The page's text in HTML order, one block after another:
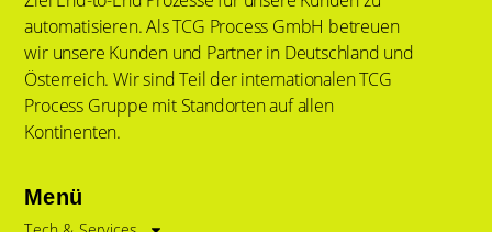
automatisieren. Als TCG Process GmbH betreuen
wir unsere Kunden und Partner in Deutschland und
Österreich. Wir sind Teil der internationalen TCG
Process Gruppe mit Standorten auf allen
Kontinenten.
Menü